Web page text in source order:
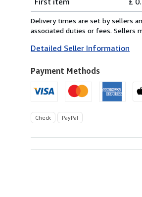
rates
from
Germany
U.S.A.
Delivery times are set by sellers
associated duties or fees. Sellers
Detailed Seller Information
Payment Methods
Check PayPal